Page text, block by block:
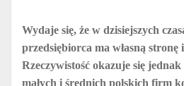
Wydaje się, że w dzisiejszych
przedsiębiorca ma własną stronę
Rzeczywistość okazuje się
małych i średnich polskich firm